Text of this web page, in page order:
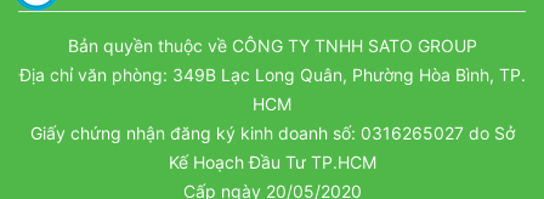
Bản quyền thuộc về CÔNG TY TNHH SATO GROUP
Địa chỉ văn phòng: 349B Lạc Long Quân, Phường Hòa Bình, TP.
HCM
Giấy chứng nhận đăng ký kinh doanh số: 0316265027 do Sở
Kế Hoạch Đầu Tư TP.HCM
Cấp ngày 20/05/2020